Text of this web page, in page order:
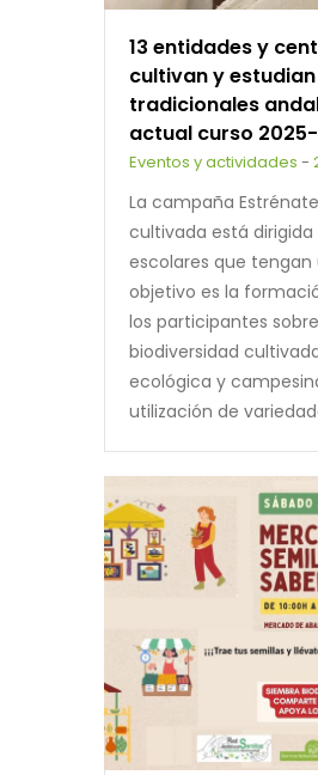
13 entidades y
cultivan y
tradicionales
actual curso
Eventos y actividades -
La campaña
cultivada está
escolares que
objetivo es la
los participantes
biodiversidad
ecológica y
utilización de